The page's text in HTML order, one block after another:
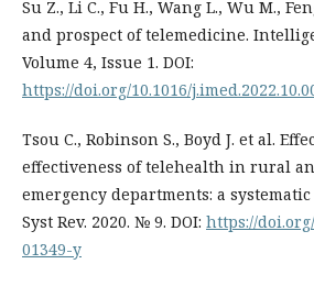
Su Z., Li C., Fu H., Wang L., Wu M.,
and prospect of telemedicine.
Volume 4, Issue 1. DOI:
https://doi.org/10.1016/
Tsou C., Robinson S., Boyd J. et al.
effectiveness of telehealth in rural
emergency departments: a
Syst Rev. 2020. № 9. DOI: https://
01349-y